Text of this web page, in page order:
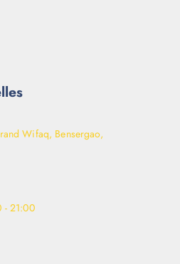
Wifaq, Bensergao,
- 21:00